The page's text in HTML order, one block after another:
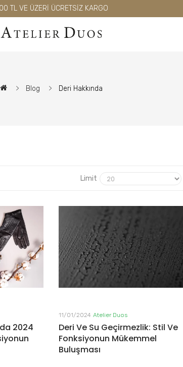
TL VE ÜZERİ ÜCRETSİZ KARGO
Blog Deri Hakkında
Limit
2024
11/01/2024 Atelier Duos
Deri Ve Su Geçirmezlik: Stil Ve
Fonksiyonun Mükemmel
Buluşması